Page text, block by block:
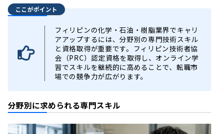
ここがポイント
フィリピンの化学・石油・樹脂業界でキャリ
アアップするには、分野別の専門技術スキル
と資格取得が重要です。フィリピン技術者協
会（PRC）認定資格を取得し、オンライン学
習でスキルを継続的に高めることで、転職市
場での競争力が広がります。
分野別に求められる専門スキル